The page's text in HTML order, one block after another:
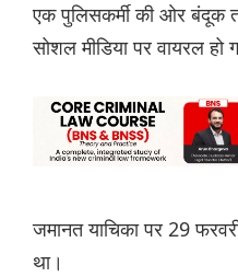
एक पुलिसकर्मी की ओर बंदूक
सोशल मीडिया पर वायरल हो
जमानत याचिका पर 29
था।